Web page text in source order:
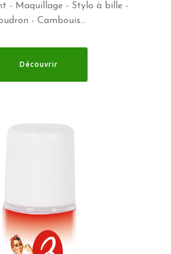
- Maquillage - Stylo à bille -
- Cambouis…
Découvrir